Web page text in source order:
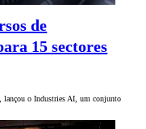
de
15 sectores
o Industries AI, um conjunto